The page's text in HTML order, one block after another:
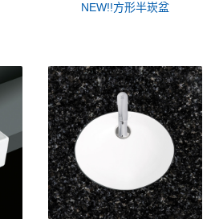
NEW!!方形半崁盆